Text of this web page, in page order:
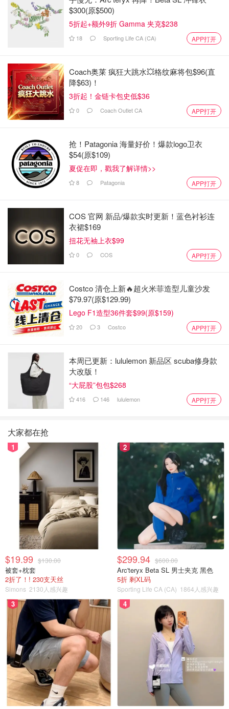
$300(原$500)
5折起+额外9折 Gamma 夹克$238
18 Sporting Life CA (CA) APP打开
Coach奥莱 疯狂大跳水💥格纹麻将包$96(直
降$63)！
3折起！金链卡包史低$36
0 Coach Outlet CA APP打开
抢！Patagonia 海量好价！爆款logo卫衣
$54(原$109)
夏促在即，戳我了解详情>>
8 Patagonia APP打开
COS 官网 新品/爆款实时更新！蓝色衬衫连
衣裙$169
扭花无袖上衣$99
0 COS APP打开
Costco 清仓上新🔥超火米菲造型儿童沙发
$79.97(原$129.99)
Lego F1造型36件套$99(原$159)
20 3 Costco APP打开
本周已更新：lululemon 新品区 scuba修身款
大改版！
“大屁股”包包$268
416 146 lululemon APP打开
大家都在抢
1
$19.99 $130.00
被套+枕套
2折了！! 230支天丝
Simons 2130人感兴趣
2
$299.94 $600.00
Arc'teryx Beta SL 男士夹克 黑色
5折 剩XL码
Sporting Life CA (CA) 1864人感兴趣
3 4